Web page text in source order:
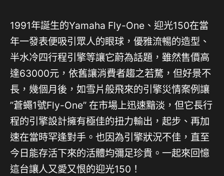
1991年誕生的Yamaha Fly-One、迎光150在當
年一發表便吸引眾人的眼球，優雅流暢的造型、
半水冷四行程引擎等讓它蔚為話題，雖然售價高
達63000元，依舊讓消費者趨之若騖，但好景不
長，幾個月後，如雪片般飛來的引擎災情案例讓
”蒼蠅1號Fly-One” 在市場上迅速黯淡，但它長行
程的引擎設計擁有極佳的扭力輸出，起步、再加
速在當時罕逢對手。也因為引擎狀況不佳，直至
今日能存活下來的活體均彌足珍貴。一起來回憶
這台讓人又愛又恨的迎光150！